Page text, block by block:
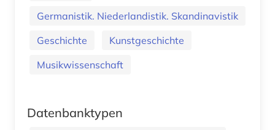
Germanistik. Niederlandistik. Skandinavistik
Geschichte
Kunstgeschichte
Musikwissenschaft
Datenbanktypen